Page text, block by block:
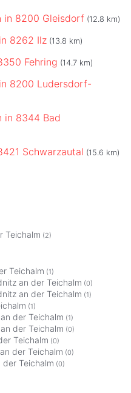
in 8200 Gleisdorf (12.8 km)
8262 Ilz (13.8 km)
Fehring (14.7 km)
8200 Ludersdorf-
in 8344 Bad
Schwarzautal (15.6 km)
Teichalm (2)
Teichalm (1)
an der Teichalm (0)
an der Teichalm (1)
(1)
der Teichalm (1)
der Teichalm (0)
Teichalm (0)
der Teichalm (0)
Teichalm (0)